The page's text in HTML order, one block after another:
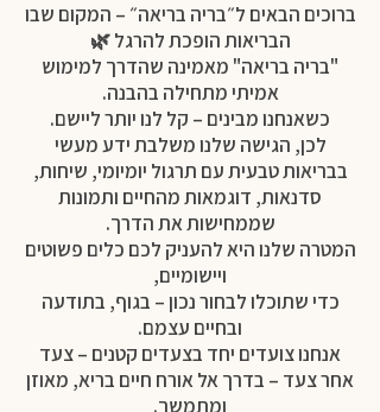
ברוכים הבאים ל״בריה בריאה״ – המקום שבו
הבריאות הופכת להרגל 🌿
"בריה בריאה" מאמינה שהדרך למימוש
אמיתי מתחילה בהבנה.
כשאנחנו מבינים – קל לנו יותר ליישם.
לכן, הגישה שלנו משלבת ידע מעשי
בבריאות טבעית עם תרגול יומיומי, שיחות,
סדנאות, דוגמאות מהחיים ותמונות
שממחישות את הדרך.
המטרה שלנו היא להעניק לכם כלים פשוטים
ויישומיים,
כדי שתוכלו לבחור נכון – בגוף, בתודעה
ובחיים עצמם.
אנחנו צועדים יחד בצעדים קטנים – צעד
אחר צעד – בדרך אל אורח חיים בריא, מאוזן
ומתמשך.